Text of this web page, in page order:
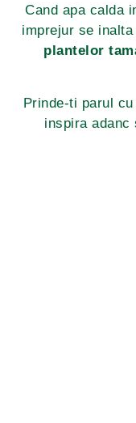
Cand apa calda
imprejur se inalta
plantelor
Prinde-ti parul
inspira